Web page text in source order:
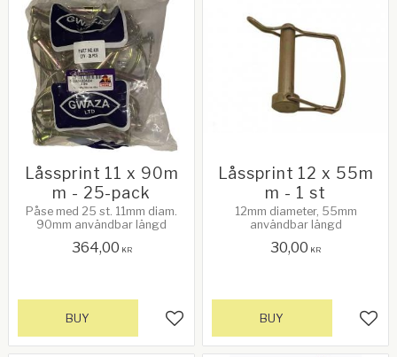
Låssprint 11 x 90m
m - 25-pack
Påse med 25 st. 11mm diam.
90mm användbar längd
364,00 KR
Add to favorites
BUY
Låssprint 12 x 55m
m - 1 st
12mm diameter, 55mm
användbar längd
30,00 KR
BUY